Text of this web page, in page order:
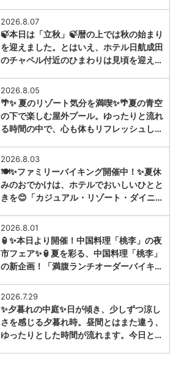
2026.8.07
🍃本日は「立秋」🍃暦の上では秋の始まり
を迎えました。とはいえ、ホテル日航成田
のチャペル付近のひまわりは見頃を迎え…
2026.8.05
🌴✨ 夏のリゾート気分を満喫✨🌴夏の青空
の下で楽しむ屋外プール。ゆったりと流れ
る時間の中で、心も体もリフレッシュし…
2026.8.03
🍽️✨ファミリーバイキング開催中！✨夏休
みのおでかけは、ホテルでおいしいひとと
きを😊「カジュアル・リゾート・ダイニ…
2026.8.01
🏮✨本日より開催！中国料理「桃李」の夜
市フェア✨🏮夏を彩る、中国料理「桃李」
の新企画！「満腹ランチオーダーバイキ…
2026.7.29
✨夕暮れの中庭✨日が傾き、少しずつ涼し
さを感じる夕暮れ時。昼間とはまた違う、
ゆったりとした時間が流れます。今日と…